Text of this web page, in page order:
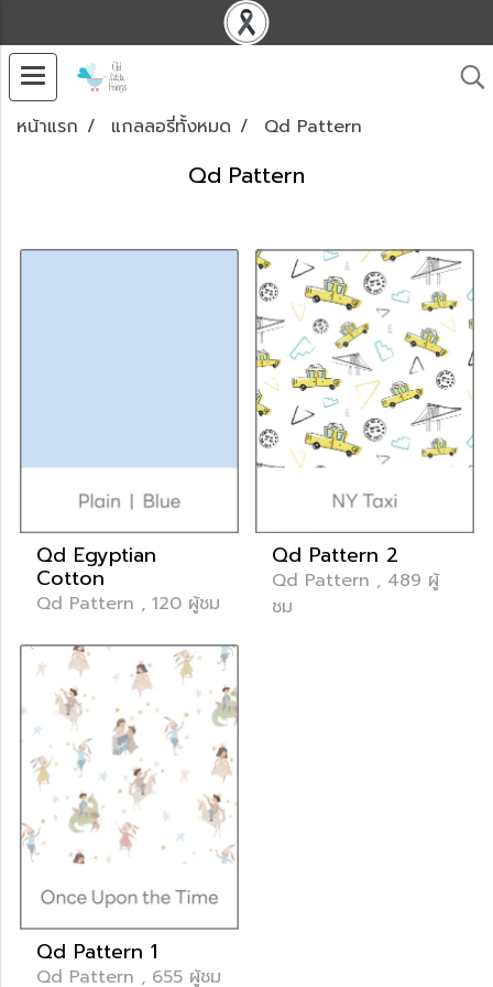
หน้าแรก แกลลอรี่ทั้งหมด Qd Pattern
Qd Pattern
Qd Egyptian
Cotton
Qd Pattern , 120 ผู้ชม
Qd Pattern 2
Qd Pattern , 489 ผู้
ชม
Qd Pattern 1
Qd Pattern , 655 ผู้ชม